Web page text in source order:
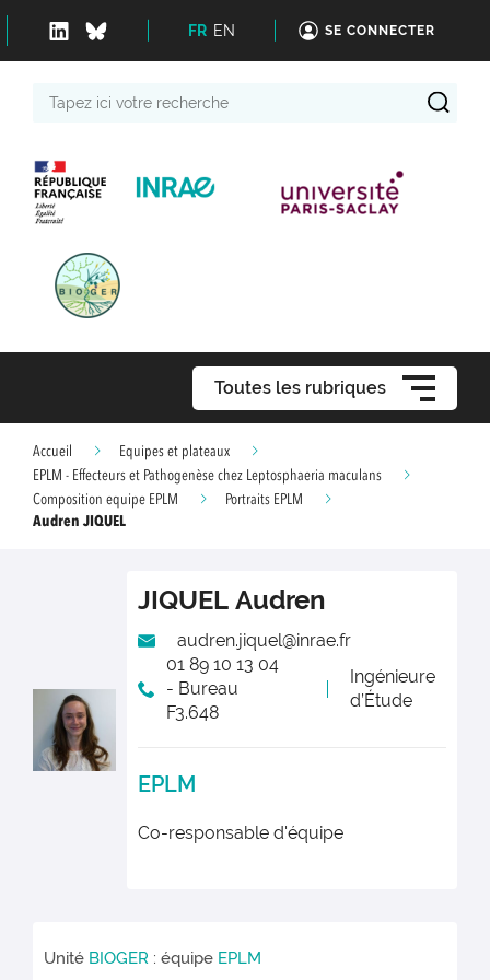
FR EN SE CONNECTER
Toutes les rubriques
Accueil
Equipes et plateaux
EPLM - Effecteurs et Pathogenèse chez Leptosphaeria maculans
Composition equipe EPLM
Portraits EPLM
Audren JIQUEL
JIQUEL Audren
audren.jiquel@inrae.fr
01 89 10 13 04
- Bureau
F3.648
Ingénieure
d’Étude
EPLM
Co-responsable d'équipe
Unité BIOGER : équipe EPLM